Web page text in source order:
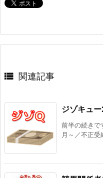
 関連記事
ジゾキュ
前半の続き
月～／不正